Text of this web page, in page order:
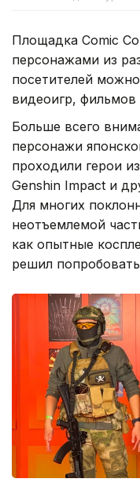
Площадка Comic
персонажами из
посетителей
видеоигр, фильмов
Больше всего
персонажи
проходили герои
Genshin Impact и
Для многих
неотъемлемой
как опытные
решил